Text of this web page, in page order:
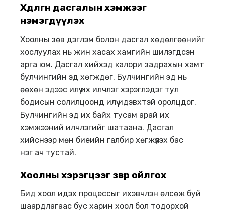
Хөдөлгөөн дасгалын хэмжээг
нэмэгдүүлэх
Хоолны зөв дэглэм болон дасгал хөдөлгөөнийг
хослуулах нь жин хасах хамгийн шилэгдсэн
арга юм. Дасгал хийхэд калори задрахын хамт
булчингийн эд хөгждөг. Булчингийн эд нь
өөхөн эдээс илүү их илчлэг хэрэглэдэг тул
бодисын солилцоонд илүү идэвхтэй оролцдог.
Булчингийн эд их байх тусам арай их
хэмжээний илчлэгийг шатаана. Дасгал
хийснээр мөн биеийн галбир хөгжүүлэх бас
нэг ач тустай.
Хоолны хэрэгцээг зөвөөр ойлгох
Бид хоол идэх процессыг ихэвчлэн өлсөж буй
шаардлагаас бус харин хоол бол тодорхой